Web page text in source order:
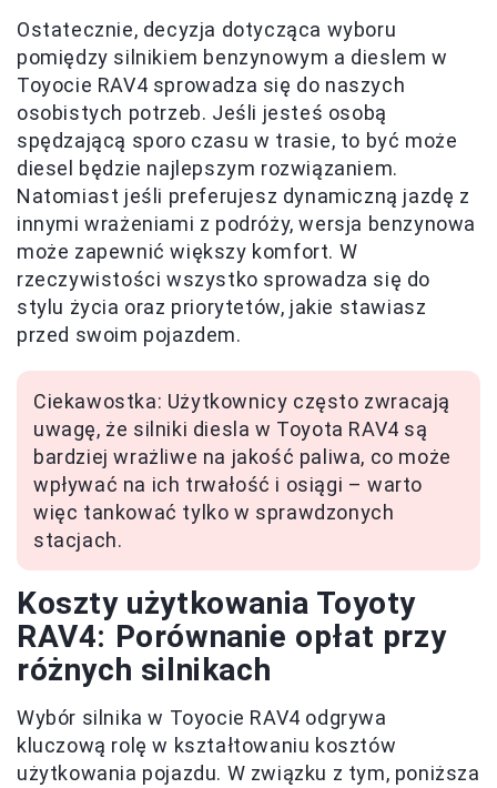
Ostatecznie, decyzja dotycząca wyboru
pomiędzy silnikiem benzynowym a dieslem w
Toyocie RAV4 sprowadza się do naszych
osobistych potrzeb. Jeśli jesteś osobą
spędzającą sporo czasu w trasie, to być może
diesel będzie najlepszym rozwiązaniem.
Natomiast jeśli preferujesz dynamiczną jazdę z
innymi wrażeniami z podróży, wersja benzynowa
może zapewnić większy komfort. W
rzeczywistości wszystko sprowadza się do
stylu życia oraz priorytetów, jakie stawiasz
przed swoim pojazdem.
Ciekawostka: Użytkownicy często zwracają
uwagę, że silniki diesla w Toyota RAV4 są
bardziej wrażliwe na jakość paliwa, co może
wpływać na ich trwałość i osiągi – warto
więc tankować tylko w sprawdzonych
stacjach.
Koszty użytkowania Toyoty
RAV4: Porównanie opłat przy
różnych silnikach
Wybór silnika w Toyocie RAV4 odgrywa
kluczową rolę w kształtowaniu kosztów
użytkowania pojazdu. W związku z tym, poniższa